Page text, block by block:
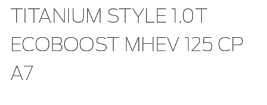
TITANIUM STYLE 1.0T
ECOBOOST MHEV 125 CP
A7